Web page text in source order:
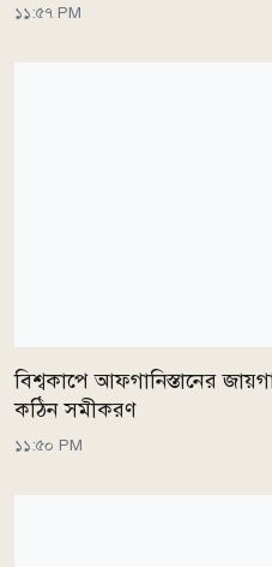
১১:৫৭ PM
বিশ্বকাপে আফগানিস্তানের
কঠিন সমীকরণ
১১:৫০ PM